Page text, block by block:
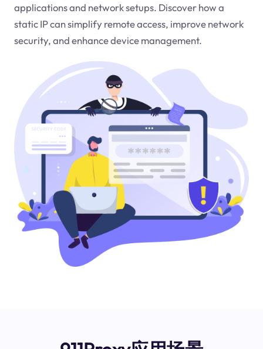
applications and network setups. Discover how a
static IP can simplify remote access, improve network
security, and enhance device management.